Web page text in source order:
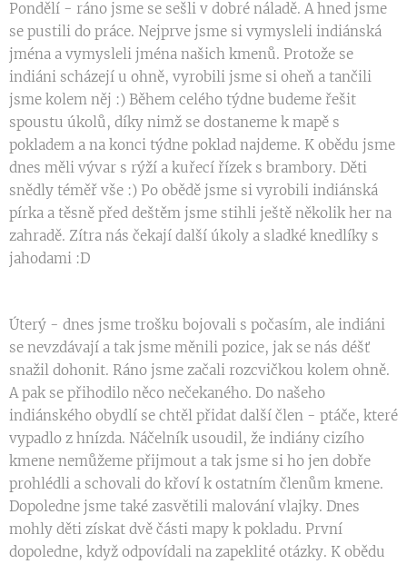
Pondělí - ráno jsme se sešli v dobré náladě. A hned jsme
se pustili do práce. Nejprve jsme si vymysleli indiánská
jména a vymysleli jména našich kmenů. Protože se
indiáni scházejí u ohně, vyrobili jsme si oheň a tančili
jsme kolem něj :) Během celého týdne budeme řešit
spoustu úkolů, díky nimž se dostaneme k mapě s
pokladem a na konci týdne poklad najdeme. K obědu jsme
dnes měli vývar s rýží a kuřecí řízek s brambory. Děti
snědly téměř vše :) Po obědě jsme si vyrobili indiánská
pírka a těsně před deštěm jsme stihli ještě několik her na
zahradě. Zítra nás čekají další úkoly a sladké knedlíky s
jahodami :D
Úterý - dnes jsme trošku bojovali s počasím, ale indiáni
se nevzdávají a tak jsme měnili pozice, jak se nás déšť
snažil dohonit. Ráno jsme začali rozcvičkou kolem ohně.
A pak se přihodilo něco nečekaného. Do našeho
indiánského obydlí se chtěl přidat další člen - ptáče, které
vypadlo z hnízda. Náčelník usoudil, že indiány cizího
kmene nemůžeme přijmout a tak jsme si ho jen dobře
prohlédli a schovali do křoví k ostatním členům kmene.
Dopoledne jsme také zasvětili malování vlajky. Dnes
mohly děti získat dvě části mapy k pokladu. První
dopoledne, když odpovídali na zapeklité otázky. K obědu